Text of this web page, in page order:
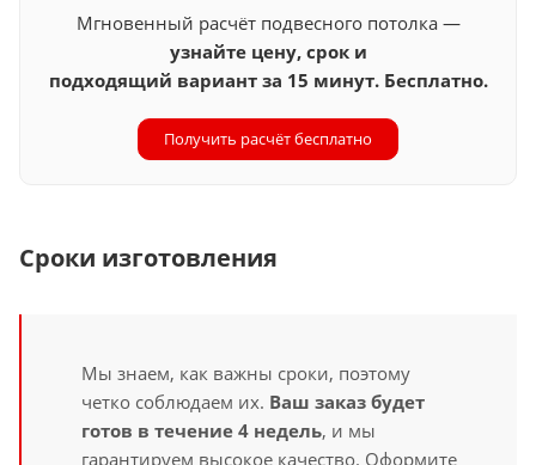
Мгновенный расчёт подвесного потолка —
узнайте цену, срок и
подходящий вариант за 15 минут. Бесплатно.
Получить расчёт бесплатно
Сроки изготовления
Мы знаем, как важны сроки, поэтому
четко соблюдаем их. Ваш заказ будет
готов в течение 4 недель, и мы
гарантируем высокое качество. Оформите